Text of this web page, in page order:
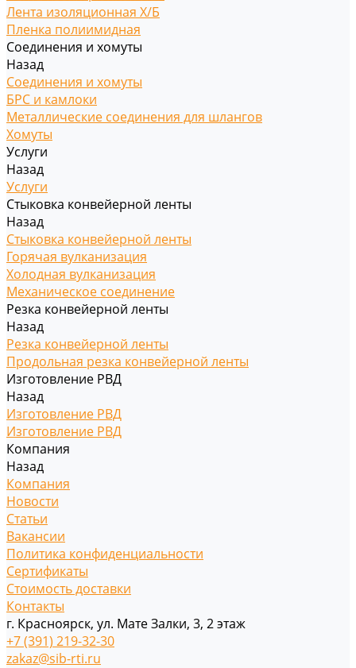
Лента изоляционная Х/Б
Пленка полиимидная
Соединения и хомуты
Назад
Соединения и хомуты
БРС и камлоки
Металлические соединения для шлангов
Хомуты
Услуги
Назад
Услуги
Стыковка конвейерной ленты
Назад
Стыковка конвейерной ленты
Горячая вулканизация
Холодная вулканизация
Механическое соединение
Резка конвейерной ленты
Назад
Резка конвейерной ленты
Продольная резка конвейерной ленты
Изготовление РВД
Назад
Изготовление РВД
Изготовление РВД
Компания
Назад
Компания
Новости
Статьи
Вакансии
Политика конфиденциальности
Сертификаты
Стоимость доставки
Контакты
г. Красноярск, ул. Мате Залки, 3, 2 этаж
+7 (391) 219-32-30
zakaz@sib-rti.ru